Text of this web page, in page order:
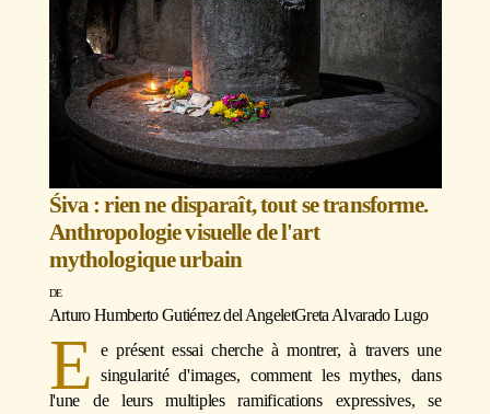
Śiva : rien ne disparaît, tout se transforme.
Anthropologie visuelle de l'art
mythologique urbain
Arturo Humberto Gutiérrez del AngeletGreta Alvarado Lugo
E
e présent essai cherche à montrer, à travers une
singularité d'images, comment les mythes, dans
l'une de leurs multiples ramifications expressives, se